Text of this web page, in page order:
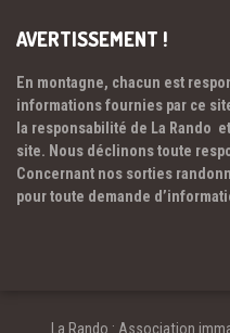
AVERTISSEMENT !
En montagne, chacun est
informations fournies par ce
la responsabilité de La Rando
site. Nous déclinons toute
Concernant nos sorties
pour toute demande
La Rando : Association